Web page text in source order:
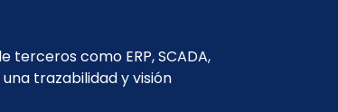
como ERP, SCADA,
trazabilidad y visión